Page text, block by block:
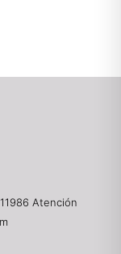
Atención